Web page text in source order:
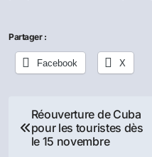
Partager :
Facebook X
Navigation
de
Réouverture de Cuba
pour les touristes dès
le 15 novembre